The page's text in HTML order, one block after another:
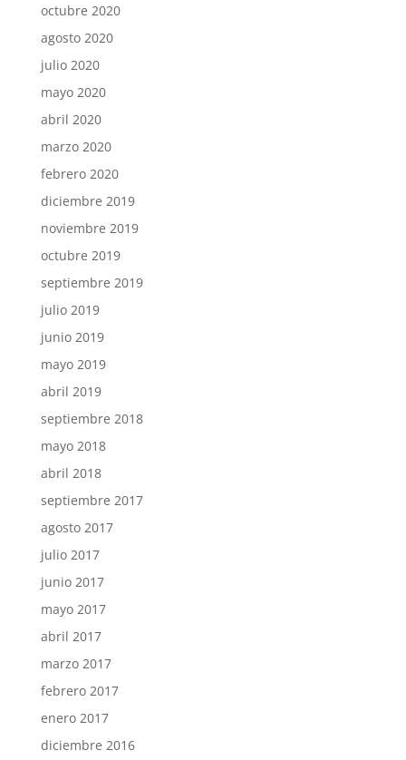
octubre 2020
agosto 2020
julio 2020
mayo 2020
abril 2020
marzo 2020
febrero 2020
diciembre 2019
noviembre 2019
octubre 2019
septiembre 2019
julio 2019
junio 2019
mayo 2019
abril 2019
septiembre 2018
mayo 2018
abril 2018
septiembre 2017
agosto 2017
julio 2017
junio 2017
mayo 2017
abril 2017
marzo 2017
febrero 2017
enero 2017
diciembre 2016